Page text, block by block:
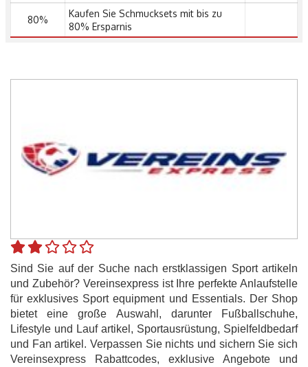
80%
Kaufen Sie Schmucksets mit bis zu
80% Ersparnis
Sind Sie auf der Suche nach erstklassigen Sport artikeln
und Zubehör? Vereinsexpress ist Ihre perfekte Anlaufstelle
für exklusives Sport equipment und Essentials. Der Shop
bietet eine große Auswahl, darunter Fußballschuhe,
Lifestyle und Lauf artikel, Sportausrüstung, Spielfeldbedarf
und Fan artikel. Verpassen Sie nichts und sichern Sie sich
Vereinsexpress Rabattcodes, exklusive Angebote und